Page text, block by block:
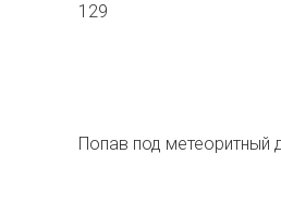
129
Попав под метеоритный